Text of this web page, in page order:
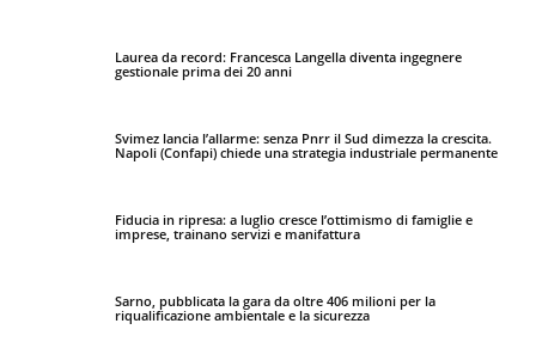
Laurea da record: Francesca Langella diventa ingegnere
gestionale prima dei 20 anni
Svimez lancia l’allarme: senza Pnrr il Sud dimezza la crescita.
Napoli (Confapi) chiede una strategia industriale permanente
Fiducia in ripresa: a luglio cresce l’ottimismo di famiglie e
imprese, trainano servizi e manifattura
Sarno, pubblicata la gara da oltre 406 milioni per la
riqualificazione ambientale e la sicurezza